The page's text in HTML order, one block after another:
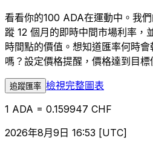
看看你的100 ADA在運動中。我
蹤 12 個月的即時中間市場利率，
時間點的價值。想知道匯率何時
嗎？設定價格提醒，價格達到目標
追蹤匯率 檢視完整圖表
1 ADA = 0.159947 CHF
2026年8月9日 16:53 [UTC]